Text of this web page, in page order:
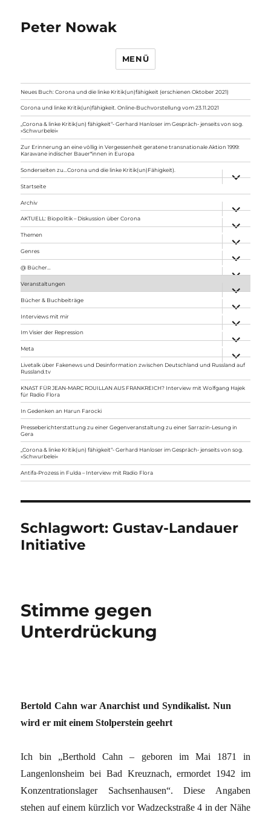
Peter Nowak
MENÜ
Neues Buch: Corona und die linke Kritik(un)fähigkeit (erschienen Oktober 2021)
Corona und linke Kritik(un)fähigkeit. Online-Buchvorstellung vom 23.11.2021
„Corona & linke Kritik(un) fähigkeit“- Gerhard Hanloser im Gespräch- jenseits von sog.
»Schwurbelei«
Zur Erinnerung an eine völlig in Vergessenheit geratene transnationale Aktion 1999:
Karawane indischer Bauer*innen in Europa
Sonderseiten zu…Corona und die linke Kritik(un)Fähigkeit).
anzeigen
Startseite
Archiv
anzeigen
AKTUELL: Biopolitik – Diskussion über Corona
anzeigen
Themen
anzeigen
Genres
anzeigen
@ Bücher…
Veranstaltungen
anzeigen
Bücher & Buchbeiträge
anzeigen
Interviews mit mir
anzeigen
Im Visier der Repression
anzeigen
Meta
anzeigen
Livetalk über Fakenews und Desinformation zwischen Deutschland und Russland auf
Russland.tv
KNAST FÜR JEAN-MARC ROUILLAN AUS FRANKREICH? Interview mit Wolfgang Hajek
für Radio Flora
In Gedenken an Harun Farocki
Presseberichterstattung zu einer Gegenveranstaltung zu einer Sarrazin-Lesung in
Gera
„Corona & linke Kritik(un) fähigkeit“- Gerhard Hanloser im Gespräch- jenseits von sog.
»Schwurbelei«
Antifa-Prozess in Fulda – Interview mit Radio Flora
Schlagwort: Gustav-Landauer
Initiative
Stimme gegen
Unterdrückung
Bertold Cahn war Anarchist und Syndikalist. Nun
wird er mit einem Stolperstein geehrt
Ich bin „Berthold Cahn – geboren im Mai 1871 in
Langenlonsheim bei Bad Kreuznach, ermordet 1942 im
Konzentrationslager Sachsenhausen“. Diese Angaben
stehen auf einem kürzlich vor Wadzeckstraße 4 in der Nähe